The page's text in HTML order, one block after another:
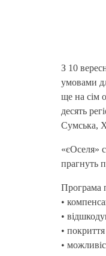
З 10
умовами
ще на сім
десять
Сумська,
«єОселя»
прагнуть
Програма
•
•
•
•